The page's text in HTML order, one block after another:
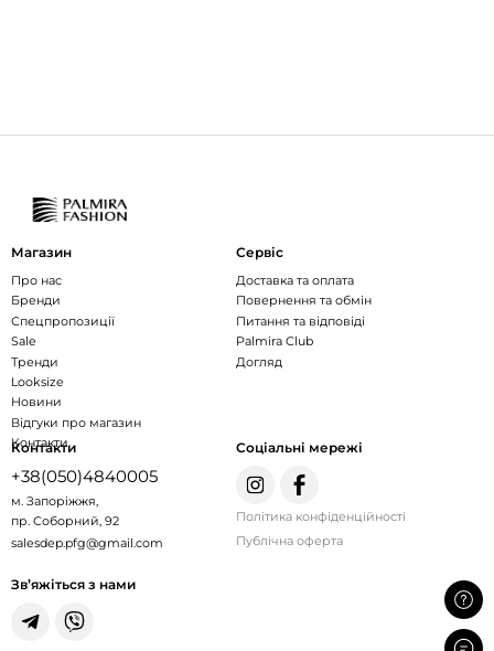
Магазин
Про нас
Бренди
Спецпропозиції
Sale
Тренди
Looksize
Новини
Відгуки про магазин
Контакти
Сервіс
Доставка та оплата
Повернення та обмін
Питання та відповіді
Palmira Club
Догляд
Контакти
+38(050)4840005
м. Запоріжжя,
пр. Соборний, 92
salesdep.pfg@gmail.com
Зв’яжіться з нами
Соціальні мережі
Політика конфіденційності
Публічна оферта